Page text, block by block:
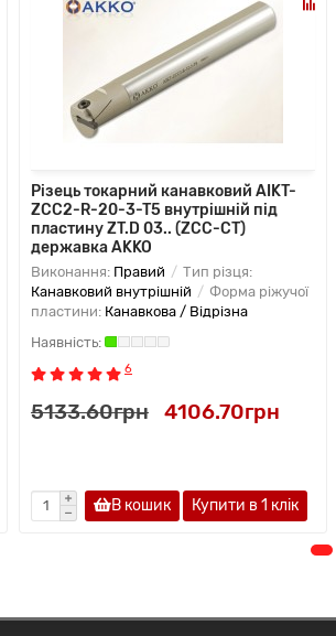
Різець токарний канавковий AIKT-
ZCC2-R-20-3-T5 внутрішній під
пластину ZT.D 03.. (ZCC-CT)
державка AKKO
Виконання: Правий
Тип різця:
Канавковий внутрішній
Форма ріжучої
пластини: Канавкова / Відрізна
6
5133.60грн 4106.70грн
В кошик Купити в 1 клiк